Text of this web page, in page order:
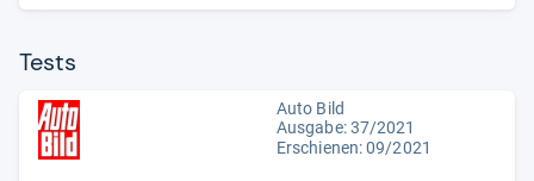
Tests
Auto Bild
Ausgabe: 37/2021
Erschienen: 09/2021